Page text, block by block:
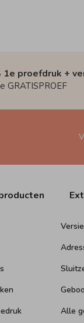
1e proefdruk +
GRATISPROEF
Alle